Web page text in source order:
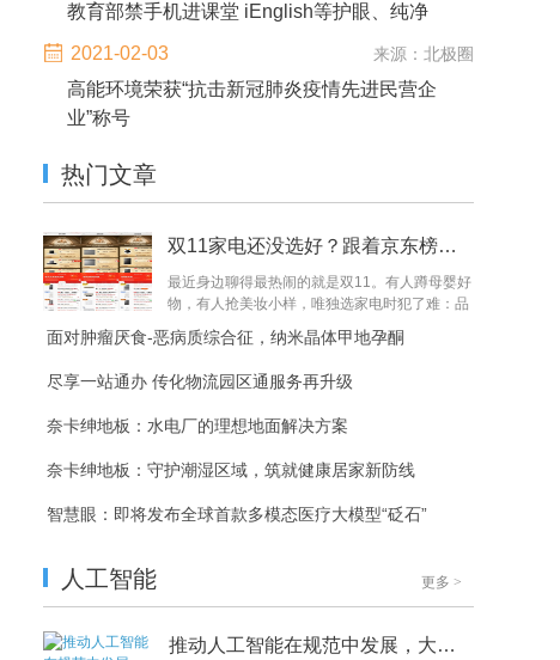
教育部禁手机进课堂 iEnglish等护眼、纯净
2021-02-03 来源：北极圈
高能环境荣获“抗击新冠肺炎疫情先进民营企
业”称号
热门文章
双11家电还没选好？跟着京东榜单买，闭眼入不踩雷
最近身边聊得最热闹的就是双11。有人蹲母婴好
物，有人抢美妆小样，唯独选家电时犯了难：品
牌多、参数杂，生怕买错踩雷。问了一圈发
现，...
​​面对肿瘤厌食-恶病质综合征，纳米晶体甲地孕酮
尽享一站通办 传化物流园区通服务再升级
​奈卡绅地板：水电厂的理想地面解决方案
奈卡绅地板：守护潮湿区域，筑就健康居家新防线
智慧眼：即将发布全球首款多模态医疗大模型“砭石”
人工智能 更多 >
推动人工智能在规范中发展，大咖们上演“头脑风暴”